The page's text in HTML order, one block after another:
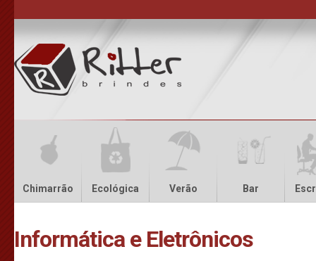
Chimarrão Ecológica Verão Bar
Informática e Eletrônicos